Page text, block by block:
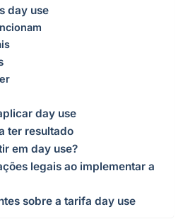
day use
day use
ter resultado
em day use?
legais ao implementar a
sobre a tarifa day use